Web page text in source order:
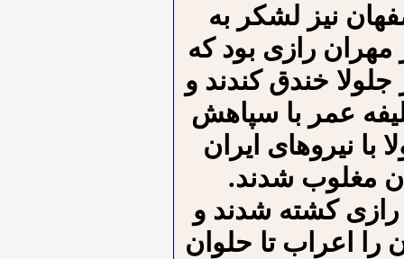
نیز لشکر به
رازی بود که
خندق کندند و
خلیفه عمر با سپاهش
نیروهای ایران
مغلوب شدند.
رازی کشته شدند و
را اعراب تا حلوان